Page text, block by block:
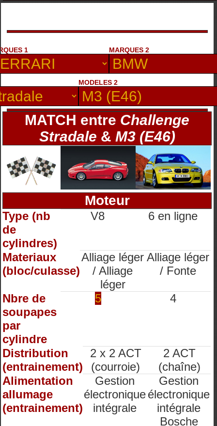
1 MARQUES 2
MODELES 2
MATCH entre Challenge
Stradale & M3 (E46)
Moteur
Type (nb
de
cylindres)
V8 6 en ligne
Materiaux
(bloc/culasse)
Alliage léger
/ Alliage
léger
Alliage léger
/ Fonte
Nbre de
soupapes
par
cylindre
5 4
Distribution
(entrainement)
2 x 2 ACT
(courroie)
2 ACT
(chaîne)
Alimentation
allumage
(entrainement)
Gestion
électronique
intégrale
Gestion
électronique
intégrale
Bosche